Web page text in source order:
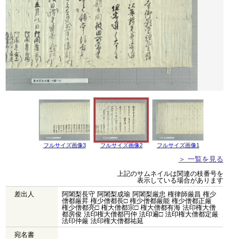
フルサイズ画像3 フルサイズ画像2 フルサイズ画像1
＞ 一覧を見る
上記のサムネイルは関連の枝番号を
表示している場合があります
差出人
阿闍梨長守 阿闍梨成瑜 阿闍梨厳忠 権律師厳昌 権少
僧都厳昇 権少僧都長□ 権少僧都厳能 権少僧都正厳
権少僧都亮□ 権大僧都宗□ 権大僧都有海 法印権大僧
都房俊 法印権大僧都円仲 法印遍□ 法印権大僧都定厳
法印仲厳 法印権大僧都祐延
宛名書